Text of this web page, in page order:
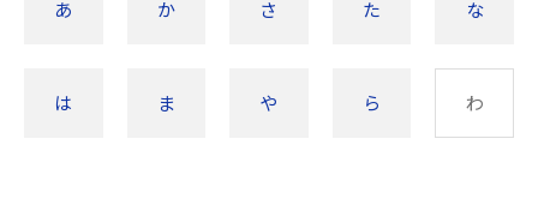
あ か さ た な
は ま や ら わ